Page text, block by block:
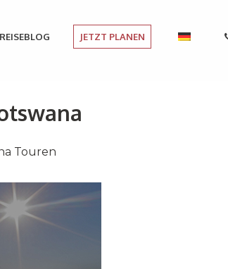
REISEBLOG JETZT PLANEN
Touren